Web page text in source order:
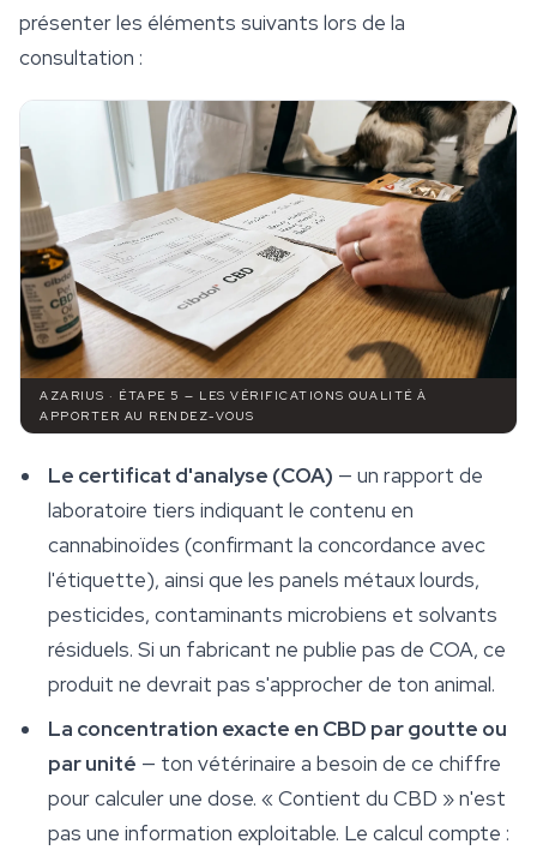
présenter les éléments suivants lors de la
consultation :
AZARIUS · ÉTAPE 5 — LES VÉRIFICATIONS QUALITÉ À
APPORTER AU RENDEZ-VOUS
Le certificat d'analyse (COA) — un rapport de
laboratoire tiers indiquant le contenu en
cannabinoïdes (confirmant la concordance avec
l'étiquette), ainsi que les panels métaux lourds,
pesticides, contaminants microbiens et solvants
résiduels. Si un fabricant ne publie pas de COA, ce
produit ne devrait pas s'approcher de ton animal.
La concentration exacte en CBD par goutte ou
par unité — ton vétérinaire a besoin de ce chiffre
pour calculer une dose. « Contient du CBD » n'est
pas une information exploitable. Le calcul compte :